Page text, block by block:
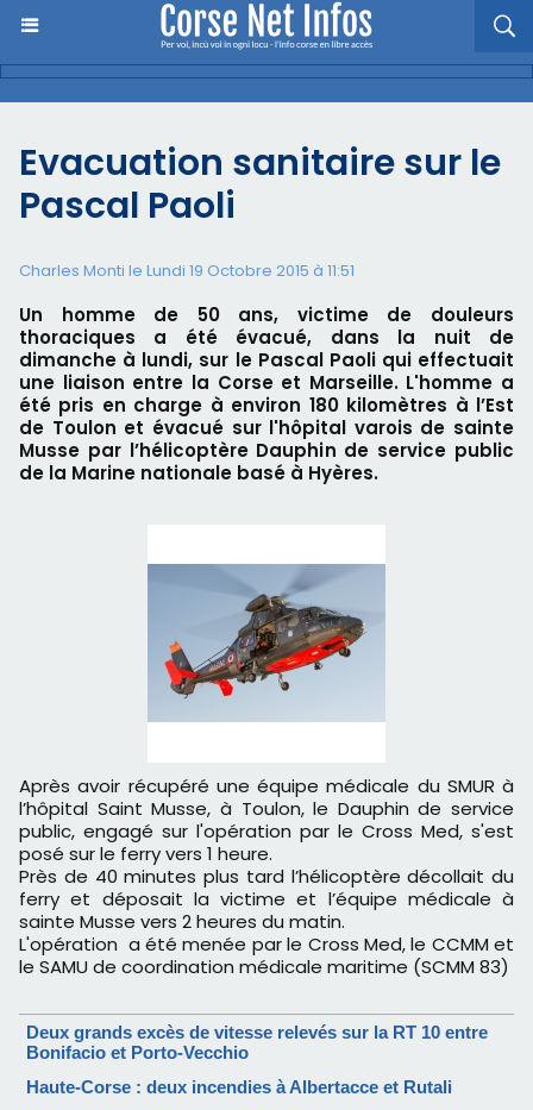
Evacuation sanitaire sur le
Pascal Paoli
Charles Monti le Lundi 19 Octobre 2015 à 11:51
Un homme de 50 ans, victime de douleurs
thoraciques a été évacué, dans la nuit de
dimanche à lundi, sur le Pascal Paoli qui effectuait
une liaison entre la Corse et Marseille. L'homme a
été pris en charge à environ 180 kilomètres à l’Est
de Toulon et évacué sur l'hôpital varois de sainte
Musse par l’hélicoptère Dauphin de service public
de la Marine nationale basé à Hyères.
Après avoir récupéré une équipe médicale du SMUR à
l’hôpital Saint Musse, à Toulon, le Dauphin de service
public, engagé sur l'opération par le Cross Med, s'est
posé sur le ferry vers 1 heure.
Près de 40 minutes plus tard l’hélicoptère décollait du
ferry et déposait la victime et l’équipe médicale à
sainte Musse vers 2 heures du matin.
L'opération a été menée par le Cross Med, le CCMM et
le SAMU de coordination médicale maritime (SCMM 83)
Deux grands excès de vitesse relevés sur la RT 10 entre
Bonifacio et Porto-Vecchio
Haute-Corse : deux incendies à Albertacce et Rutali